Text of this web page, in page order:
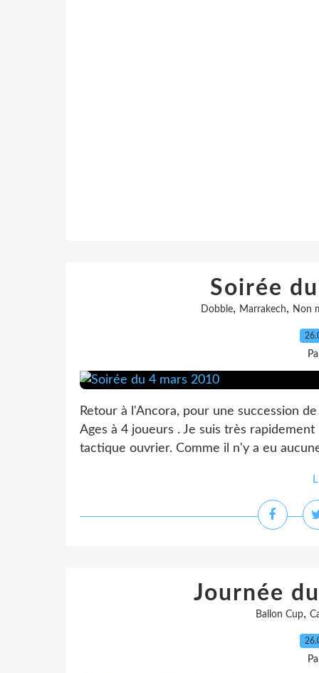
Soirée
Dobble, Marrakech, Non
Retour à l'Ancora, pour une succession
Ages à 4 joueurs . Je suis très
tactique ouvrier. Comme il n'y a eu
Journée
Ballon Cup,